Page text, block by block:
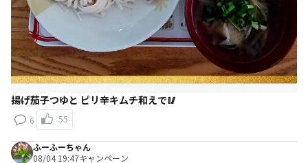
揚げ茄子つゆと ピリ辛キムチ和えで🥢
6 55
ふーふーちゃん
08/04 19:47キャンペーン